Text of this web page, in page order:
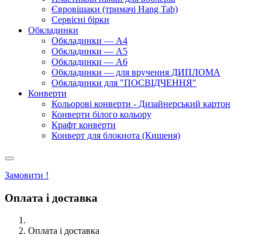
Євровішаки (тримачі Hang Tab)
Сервісні бірки
Обкладинки
Обкладинки — А4
Обкладинки — А5
Обкладинки — А6
Обкладинки — для вручення ДИПЛОМА
Обкладинки для "ПОСВІДЧЕННЯ"
Конверти
Кольорові конверти - Дизайнерський картон
Конверти білого кольору
Крафт конверти
Конверт для блокнота (Кишеня)
Замовити !
Оплата і доставка
Оплата і доставка